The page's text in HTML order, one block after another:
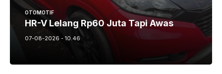
OTOMOTIF
HR-V Lelang Rp60 Juta Tapi Awas
07-08-2026 - 10.46